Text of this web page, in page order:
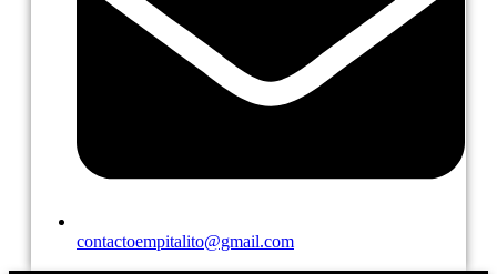
contactoempitalito@gmail.com